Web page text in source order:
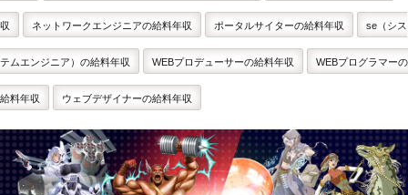
収 ネットワークエンジニアの給料年収 ポータルサイターの給料年収 se（シス
テムエンジニア）の給料年収 WEBプロデューサーの給料年収 WEBプログラマーの
給料年収 ウェブデザイナーの給料年収